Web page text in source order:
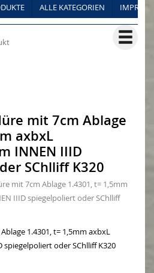
ALLE KATEGORIEN
mit 7cm Ablage
axbxL
INNEN IIID
SChlliff K320
mit 7cm Ablage 1.4301, t= 1,5mm
IIID spiegelpoliert oder SChlliff
1.4301, t= 1,5mm axbxL
spiegelpoliert oder SChlliff K320